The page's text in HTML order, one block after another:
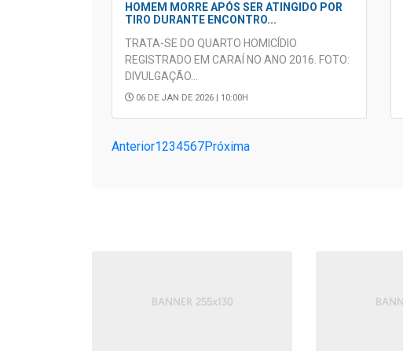
HOMEM MORRE APÓS SER ATINGIDO POR
TIRO DURANTE ENCONTRO...
TRATA-SE DO QUARTO HOMICÍDIO
REGISTRADO EM CARAÍ NO ANO 2016. FOTO:
DIVULGAÇÃO...
06 DE JAN DE 2026 | 10:00H
Anterior1234567Próxima